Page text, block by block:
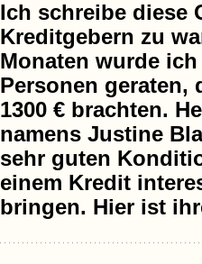
Ich schreibe diese
Kreditgebern zu
Monaten wurde
Personen geraten,
1300 € brachten.
namens Justine
sehr guten
einem Kredit
bringen. Hier ist